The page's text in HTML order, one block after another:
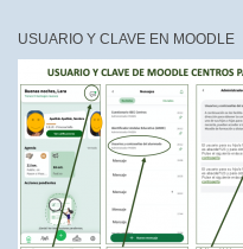
USUARIO Y CLAVE EN MOODLE